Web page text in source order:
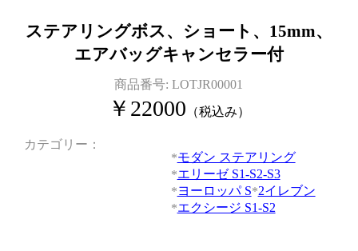
ステアリングボス、ショート、15mm、
エアバッグキャンセラー付
商品番号:LOTJR00001
￥ 22000 （税込み）
カテゴリー
モダン ステアリング
エリーゼ S1-S2-S3
ヨーロッパ S 2イレブン
エクシージ S1-S2